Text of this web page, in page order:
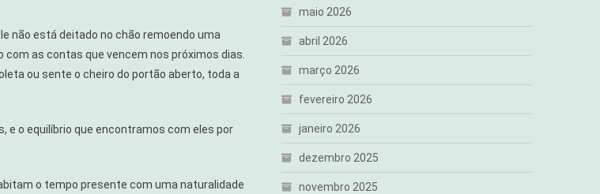
não está deitado no chão remoendo uma
as contas que vencem nos próximos dias.
ou sente o cheiro do portão aberto, toda a
e o equilíbrio que encontramos com eles por
o tempo presente com uma naturalidade
maio 2026
abril 2026
março 2026
fevereiro 2026
janeiro 2026
dezembro 2025
novembro 2025